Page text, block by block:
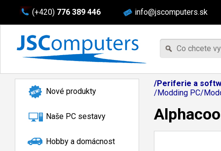
(+420) 776 389 446 info@jscomputers.sk
Nové produkty
Naše PC sestavy
Hobby a domácnost
/Periferie a
/Modding PC/